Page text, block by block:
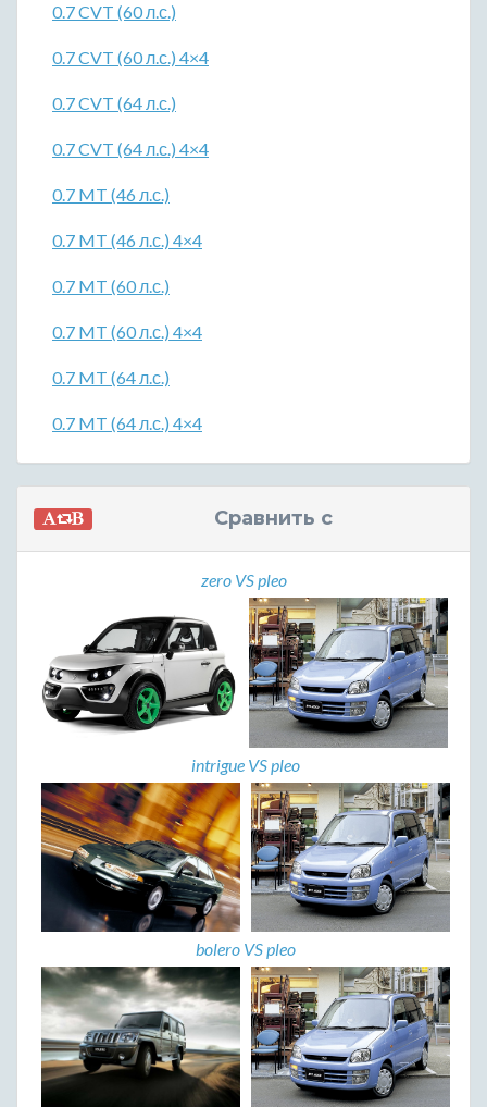
0.7 CVT (60 л.с.)
0.7 CVT (60 л.с.) 4×4
0.7 CVT (64 л.с.)
0.7 CVT (64 л.с.) 4×4
0.7 MT (46 л.с.)
0.7 MT (46 л.с.) 4×4
0.7 MT (60 л.с.)
0.7 MT (60 л.с.) 4×4
0.7 MT (64 л.с.)
0.7 MT (64 л.с.) 4×4
Сравнить с
zero VS pleo
intrigue VS pleo
bolero VS pleo